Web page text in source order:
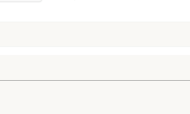
Lorsque Reid décéda
En 1892, la distillerie